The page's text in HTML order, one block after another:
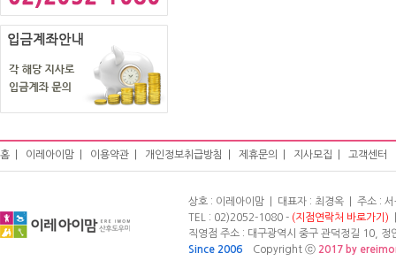
홈 이레아이맘 이용약관 개인정보취급방침 제휴문의 지사모집 고객센터
상호 : 이레아이맘 | 대표자 : 최경옥 | 주소 :
TEL : 02)2052-1080 - (지점연락처 바로가기)
직영점 주소 : 대구광역시 중구 관덕정길 10,
Since 2006 Copyright ⓒ 2017 by